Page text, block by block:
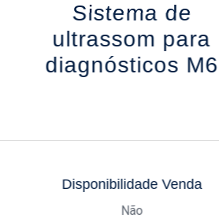
Sistema de
ultrassom para
diagnósticos M6
Disponibilidade Venda
Não